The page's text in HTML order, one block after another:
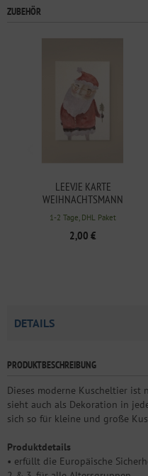
ZUBEHÖR
LEEVJE KARTE
WEIHNACHTSMANN
ILLUSTRATION AUS
HOLZSCHLIFFPAPPE
1-2 Tage, DHL Paket
2,00 €
DETAILS
PRODUKTBESCHREIBUNG
Dieses moderne Kuscheltier ist
sieht auch als Dekoration in
sich so für kleine und große
Produktdetails
• erfüllt die Europäische